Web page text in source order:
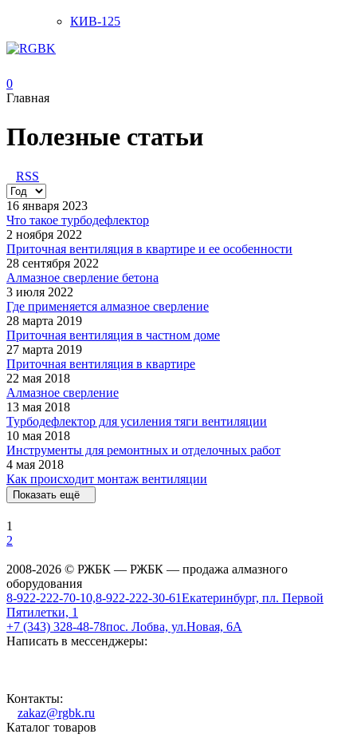
КИВ-125
0
Главная
Полезные статьи
RSS
16 января 2023
Что такое турбодефлектор
2 ноября 2022
Приточная вентиляция в квартире и ее особенности
28 сентября 2022
Алмазное сверление бетона
3 июля 2022
Где применяется алмазное сверление
28 марта 2019
Приточная вентиляция в частном доме
27 марта 2019
Приточная вентиляция в квартире
22 мая 2018
Алмазное сверление
13 мая 2018
Турбодефлектор для усиления тяги вентиляции
10 мая 2018
Инструменты для ремонтных и отделочных работ
4 мая 2018
Как происходит монтаж вентиляции
Показать ещё
1
2
2008-2026 © РЖБК — РЖБК — продажа алмазного
оборудования
8-922-222-70-10,8-922-222-30-61Екатеринбург, пл. Первой
Пятилетки, 1
+7 (343) 328-48-78пос. Лобва, ул.Новая, 6А
Написать в мессенджеры:
Контакты:
zakaz@rgbk.ru
Каталог товаров